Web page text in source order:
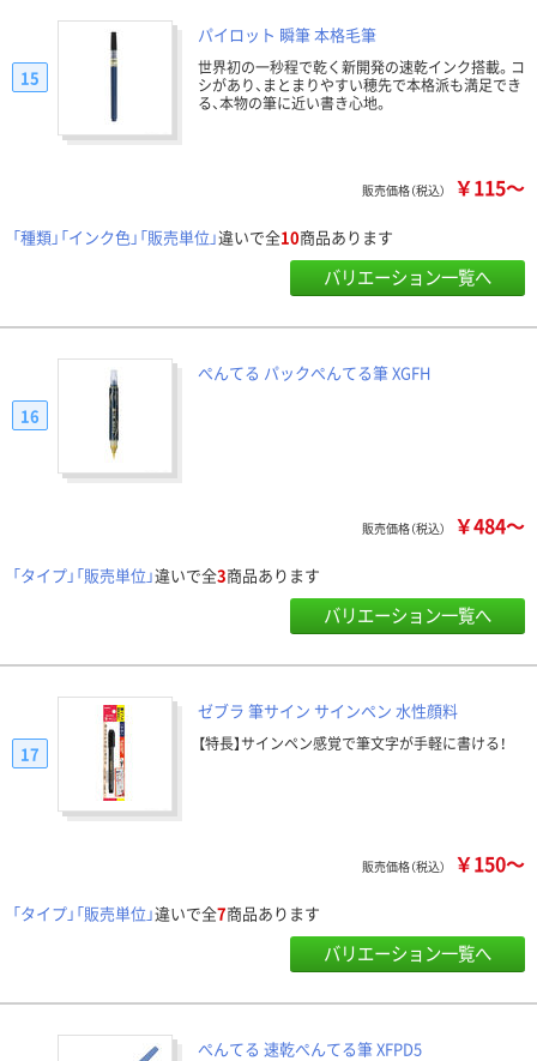
パイロット 瞬筆 本格毛筆
世界初の一秒程で乾く新開発の速乾インク搭載。コ
シがあり、まとまりやすい穂先で本格派も満足でき
る、本物の筆に近い書き心地。
15
販売価格（税込） ￥115～
「種類」「インク色」「販売単位」違いで全10商品あります
バリエーション一覧へ
ぺんてる パックぺんてる筆 XGFH
16
販売価格（税込） ￥484～
「タイプ」「販売単位」違いで全3商品あります
バリエーション一覧へ
ゼブラ 筆サイン サインペン 水性顔料
【特長】サインペン感覚で筆文字が手軽に書ける！
17
販売価格（税込） ￥150～
「タイプ」「販売単位」違いで全7商品あります
バリエーション一覧へ
ぺんてる 速乾ぺんてる筆 XFPD5